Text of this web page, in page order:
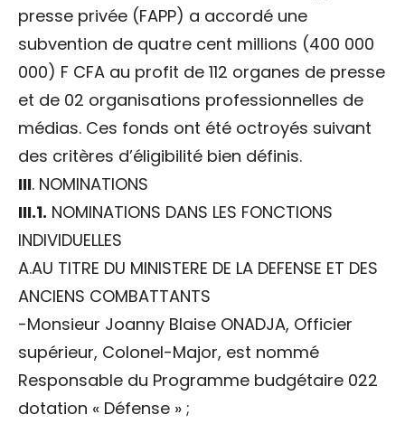
presse privée (FAPP) a accordé une
subvention de quatre cent millions (400 000
000) F CFA au profit de 112 organes de presse
et de 02 organisations professionnelles de
médias. Ces fonds ont été octroyés suivant
des critères d’éligibilité bien définis.
III. NOMINATIONS
III.1. NOMINATIONS DANS LES FONCTIONS
INDIVIDUELLES
A.AU TITRE DU MINISTERE DE LA DEFENSE ET DES
ANCIENS COMBATTANTS
-Monsieur Joanny Blaise ONADJA, Officier
supérieur, Colonel-Major, est nommé
Responsable du Programme budgétaire 022
dotation « Défense » ;